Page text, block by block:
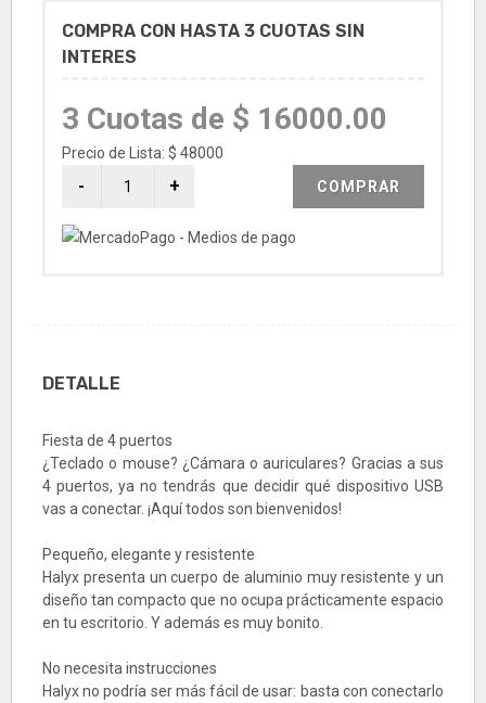
COMPRA CON HASTA 3 CUOTAS SIN
INTERES
3 Cuotas de $ 16000.00
Precio de Lista: $ 48000
COMPRAR
DETALLE
Fiesta de 4 puertos
¿Teclado o mouse? ¿Cámara o auriculares? Gracias a sus
4 puertos, ya no tendrás que decidir qué dispositivo USB
vas a conectar. ¡Aquí todos son bienvenidos!
Pequeño, elegante y resistente
Halyx presenta un cuerpo de aluminio muy resistente y un
diseño tan compacto que no ocupa prácticamente espacio
en tu escritorio. Y además es muy bonito.
No necesita instrucciones
Halyx no podría ser más fácil de usar: basta con conectarlo